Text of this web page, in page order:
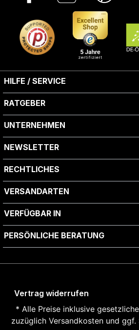
HILFE / SERVICE
RATGEBER
UNTERNEHMEN
NEWSLETTER
RECHTLICHES
VERSANDARTEN
VERFÜGBAR IN
PERSÖNLICHE BERATUNG
Vertrag widerrufen
* Alle Preise inklusive
zuzüglich Versandkosten und ggf.